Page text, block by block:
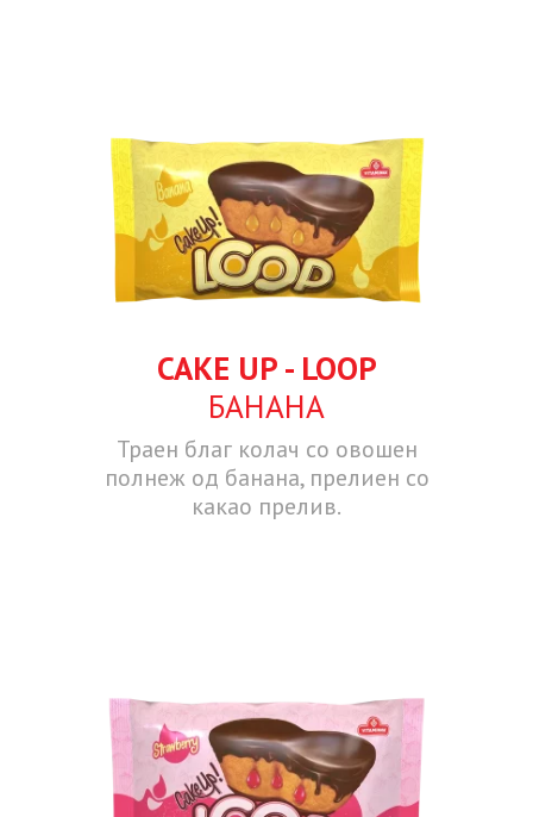
CAKE UP - LOOP
БАНАНА
Траен благ колач со овошен
полнеж од банана, прелиен со
какао прелив.